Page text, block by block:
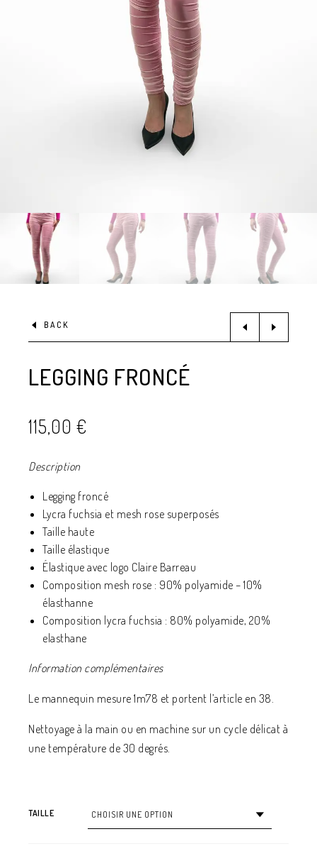
BACK
LEGGING FRONCÉ
115,00 €
Description
Legging froncé
Lycra fuchsia et mesh rose superposés
Taille haute
Taille élastique
Élastique avec logo Claire Barreau
Composition mesh rose : 90% polyamide – 10%
élasthanne
Composition lycra fuchsia : 80% polyamide, 20%
elasthane
Information complémentaires
Le mannequin mesure 1m78 et portent l’article en 38.
Nettoyage à la main ou en machine sur un cycle délicat à
une température de 30 degrés.
TAILLE